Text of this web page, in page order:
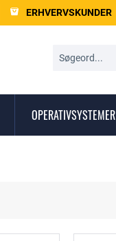
ERHVERVSKUNDER
OPERATIVSYSTEMER